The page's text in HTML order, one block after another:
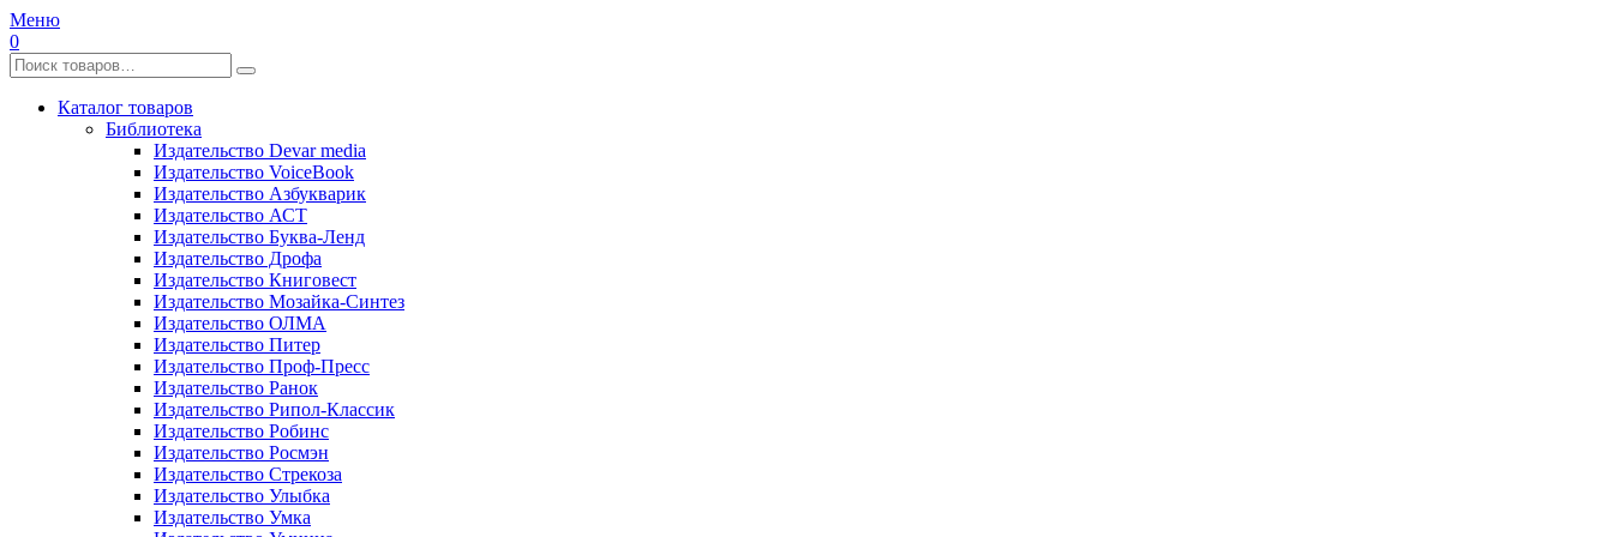
Меню
0
Каталог товаров
Библиотека
Издательство Devar media
Издательство VoiceBook
Издательство Азбукварик
Издательство АСТ
Издательство Буква-Ленд
Издательство Дрофа
Издательство Книговест
Издательство Мозайка-Синтез
Издательство ОЛМА
Издательство Питер
Издательство Проф-Пресс
Издательство Ранок
Издательство Рипол-Классик
Издательство Робинс
Издательство Росмэн
Издательство Стрекоза
Издательство Улыбка
Издательство Умка